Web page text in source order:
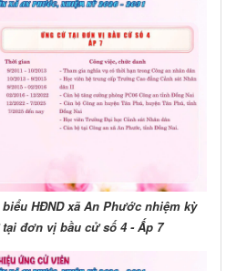
HĐND xã An Phước nhiệm kỳ
tại đơn vị bầu cử số 4 - Ấp 7